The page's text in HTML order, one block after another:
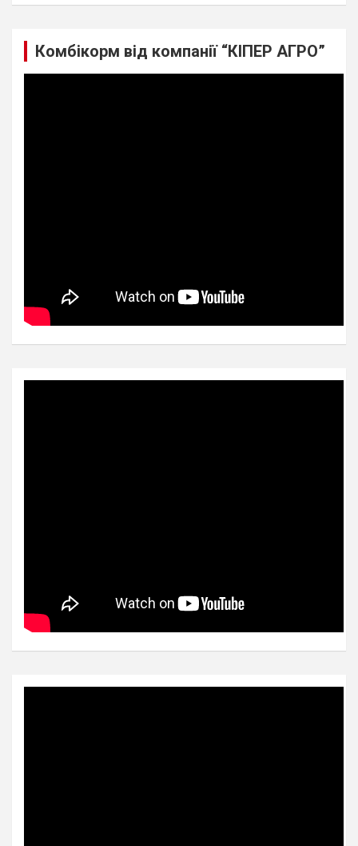
Комбікорм від компанії “КІПЕР АГРО”